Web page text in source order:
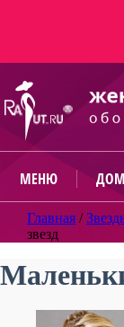
МЕНЮ ДОМ
Главная /
звезд